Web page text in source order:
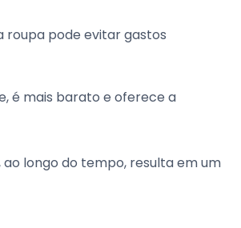
roupa pode evitar gastos
é mais barato e oferece a
longo do tempo, resulta em um